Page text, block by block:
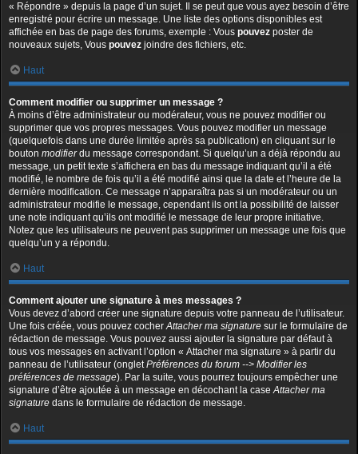
« Répondre » depuis la page d’un sujet. Il se peut que vous ayez besoin d’être
enregistré pour écrire un message. Une liste des options disponibles est
affichée en bas de page des forums, exemple : Vous pouvez poster de
nouveaux sujets, Vous pouvez joindre des fichiers, etc.
Haut
Comment modifier ou supprimer un message ?
À moins d’être administrateur ou modérateur, vous ne pouvez modifier ou
supprimer que vos propres messages. Vous pouvez modifier un message
(quelquefois dans une durée limitée après sa publication) en cliquant sur le
bouton modifierdu message correspondant. Si quelqu’un a déjà répondu au
message, un petit texte s’affichera en bas du message indiquant qu’il a été
modifié, le nombre de fois qu’il a été modifié ainsi que la date et l’heure de la
dernière modification. Ce message n’apparaîtra pas si un modérateur ou un
administrateur modifie le message, cependant ils ont la possibilité de laisser
une note indiquant qu’ils ont modifié le message de leur propre initiative.
Notez que les utilisateurs ne peuvent pas supprimer un message une fois que
quelqu’un y a répondu.
Haut
Comment ajouter une signature à mes messages ?
Vous devez d’abord créer une signature depuis votre panneau de l’utilisateur.
Une fois créée, vous pouvez cocherAttacher ma signature sur le formulaire de
rédaction de message. Vous pouvez aussi ajouter la signature par défaut à
tous vos messages en activant l’option « Attacher ma signature » à partir du
panneau de l’utilisateur (ongletPréférences du forum --> Modifier les
préférences de message). Par la suite, vous pourrez toujours empêcher une
signature d’être ajoutée à un message en décochant la caseAttacher ma
signature dans le formulaire de rédaction de message.
Haut